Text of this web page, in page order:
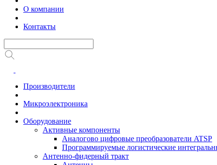
О компании
Контакты
Производители
Микроэлектроника
Оборудование
Активные компоненты
Аналогово цифровые преобразователи ATSP
Программируемые логистические
Антенно-фидерный тракт